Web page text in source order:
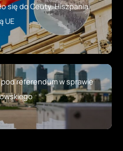
się do Ceuty. Hiszpania
UE
referendum w sprawie